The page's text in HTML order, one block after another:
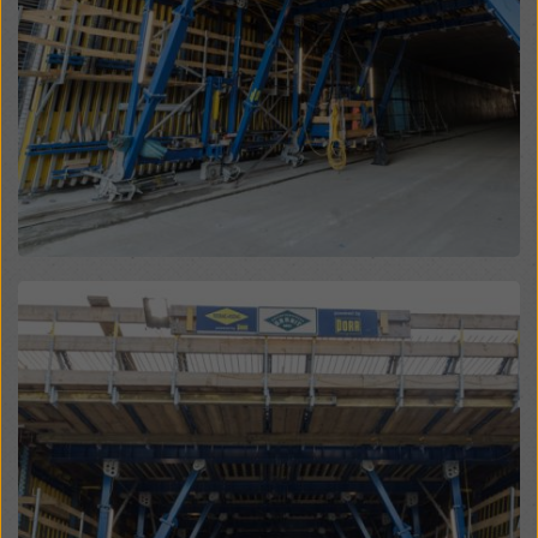
rechtsmiddelen bestaan. U kunt alle cookies waarvoor
toestemming is vereist weigeren door te klikken op
'Weigeren' of door uwcookie-instellingen
passen door te klikken op cookie-instellingen
onderaan deze website en de betreffende
selectievakjes te gebruiken. U kunt uw toestemming
te allen tijde intrekken met werking voor de toekomst
en zonder opgaaf van reden door te klikken op
cookie-instellingen
privacybeleid
uw cookies te selecteren (geavanceerde cookie-
instellingen).